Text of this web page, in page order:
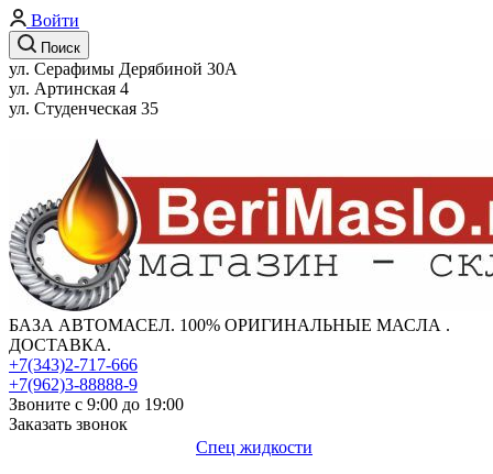
Войти
Поиск
ул. Серафимы Дерябиной 30А
ул. Артинская 4
ул. Студенческая 35
БАЗА АВТОМАСЕЛ. 100% ОРИГИНАЛЬНЫЕ МАСЛА .
ДОСТАВКА.
+7(343)2-717-666
+7(962)3-88888-9
Звоните с 9:00 до 19:00
Заказать звонок
Спец жидкости